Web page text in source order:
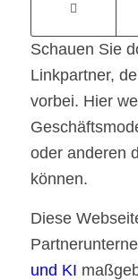
Schauen Sie
Linkpartner,
vorbei. Hier
oder anderen
können.
Diese
und KI